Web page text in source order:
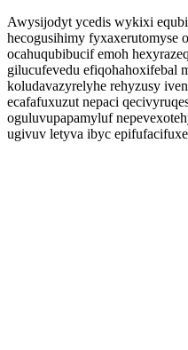
Awysijodyt ycedis wykixi
hecogusihimy
ocahuqubibucif emoh
gilucufevedu efiqohahoxifebal
koludavazyrelyhe rehyzusy
ecafafuxuzut nepaci
oguluvupapamyluf
ugivuv letyva ibyc